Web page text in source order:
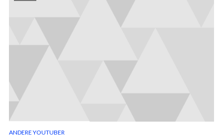
ANDERE YOUTUBER